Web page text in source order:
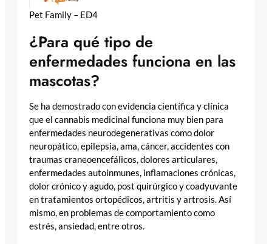
Pet Family – ED4
¿Para qué tipo de
enfermedades funciona en las
mascotas?
Se ha demostrado con evidencia científica y clínica
que el cannabis medicinal funciona muy bien para
enfermedades neurodegenerativas como dolor
neuropático, epilepsia, ama, cáncer, accidentes con
traumas craneoencefálicos, dolores articulares,
enfermedades autoinmunes, inflamaciones crónicas,
dolor crónico y agudo, post quirúrgico y coadyuvante
en tratamientos ortopédicos, artritis y artrosis. Así
mismo, en problemas de comportamiento como
estrés, ansiedad, entre otros.